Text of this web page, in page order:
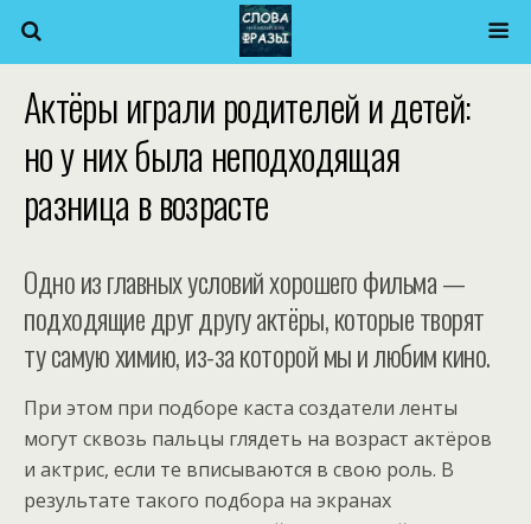
Актёры играли родителей и детей:
но у них была неподходящая
разница в возрасте
Одно из главных условий хорошего фильма —
подходящие друг другу актёры, которые творят
ту самую химию, из-за которой мы и любим кино.
При этом при подборе каста создатели ленты
могут сквозь пальцы глядеть на возраст актёров
и актрис, если те вписываются в свою роль. В
результате такого подбора на экранах